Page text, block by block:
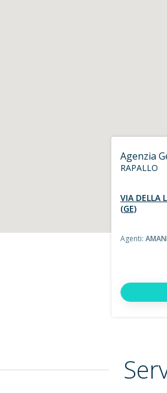
Agenzia
RAPALLO
VIA DELLA
(GE)
Agenti: